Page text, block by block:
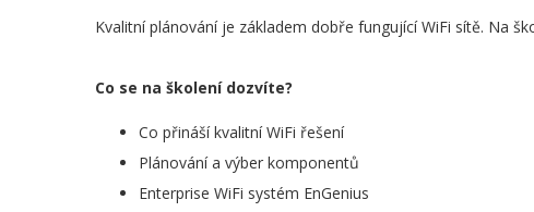
Kvalitní plánování je základem dobře fungující WiFi sítě. Na
Co se na školení dozvíte?
Co přináší kvalitní WiFi řešení
Plánování a výber komponentů
Enterprise WiFi systém EnGenius